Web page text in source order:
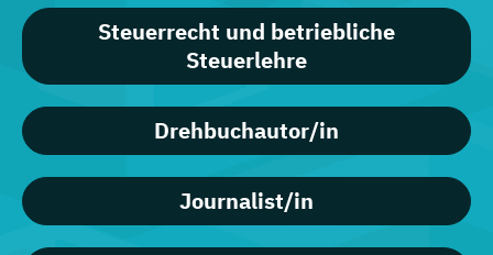
Steuerrecht und betriebliche
Steuerlehre
Drehbuchautor/in
Journalist/in